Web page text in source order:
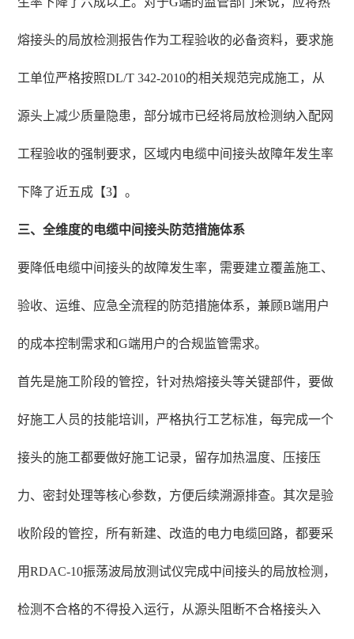
熔接头的局放检测报告作为工程验收的必备资料，要求施
工单位严格按照DL/T 342-2010的相关规范完成施工，从
源头上减少质量隐患，部分城市已经将局放检测纳入配网
工程验收的强制要求，区域内电缆中间接头故障年发生率
下降了近五成【3】。
三、全维度的电缆中间接头防范措施体系
要降低电缆中间接头的故障发生率，需要建立覆盖施工、
验收、运维、应急全流程的防范措施体系，兼顾B端用户
的成本控制需求和G端用户的合规监管需求。
首先是施工阶段的管控，针对热熔接头等关键部件，要做
好施工人员的技能培训，严格执行工艺标准，每完成一个
接头的施工都要做好施工记录，留存加热温度、压接压
力、密封处理等核心参数，方便后续溯源排查。其次是验
收阶段的管控，所有新建、改造的电力电缆回路，都要采
用RDAC-10振荡波局放测试仪完成中间接头的局放检测，
检测不合格的不得投入运行，从源头阻断不合格接头入